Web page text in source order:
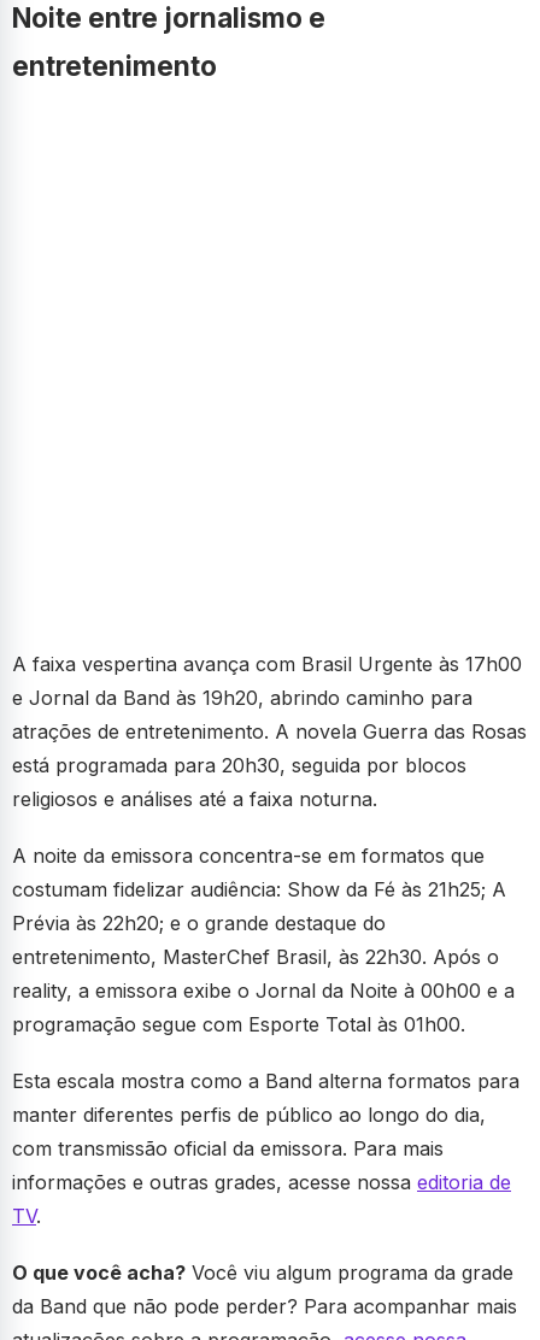
Noite entre jornalismo e
entretenimento
A faixa vespertina avança com Brasil Urgente às 17h00
e Jornal da Band às 19h20, abrindo caminho para
atrações de entretenimento. A novela Guerra das Rosas
está programada para 20h30, seguida por blocos
religiosos e análises até a faixa noturna.
A noite da emissora concentra-se em formatos que
costumam fidelizar audiência: Show da Fé às 21h25; A
Prévia às 22h20; e o grande destaque do
entretenimento, MasterChef Brasil, às 22h30. Após o
reality, a emissora exibe o Jornal da Noite à 00h00 e a
programação segue com Esporte Total às 01h00.
Esta escala mostra como a Band alterna formatos para
manter diferentes perfis de público ao longo do dia,
com transmissão oficial da emissora. Para mais
informações e outras grades, acesse nossa editoria de
TV.
O que você acha? Você viu algum programa da grade
da Band que não pode perder? Para acompanhar mais